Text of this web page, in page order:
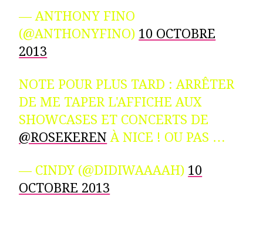
— ANTHONY FINO
(@ANTHONYFINO) 10 OCTOBRE
2013
NOTE POUR PLUS TARD : ARRÊTER
DE ME TAPER L'AFFICHE AUX
SHOWCASES ET CONCERTS DE
@ROSEKEREN À NICE ! OU PAS …
— CINDY (@DIDIWAAAAH) 10
OCTOBRE 2013